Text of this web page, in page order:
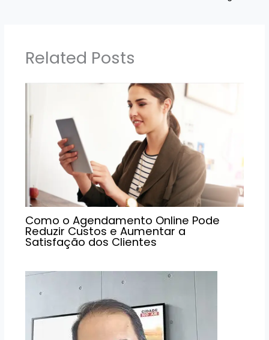
Related Posts
Como o Agendamento Online Pode
Reduzir Custos e Aumentar a
Satisfação dos Clientes